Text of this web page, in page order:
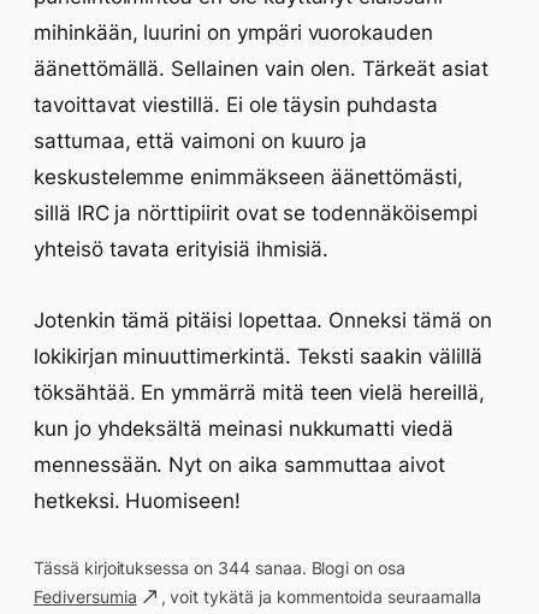
mihinkään, luurini on ympäri vuorokauden
äänettömällä. Sellainen vain olen. Tärkeät asiat
tavoittavat viestillä. Ei ole täysin puhdasta
sattumaa, että vaimoni on kuuro ja
keskustelemme enimmäkseen äänettömästi,
sillä IRC ja nörttipiirit ovat se todennäköisempi
yhteisö tavata erityisiä ihmisiä.
Jotenkin tämä pitäisi lopettaa. Onneksi tämä on
lokikirjan minuuttimerkintä. Teksti saakin välillä
töksähtää. En ymmärrä mitä teen vielä hereillä,
kun jo yhdeksältä meinasi nukkumatti viedä
mennessään. Nyt on aika sammuttaa aivot
hetkeksi. Huomiseen!
Tässä kirjoituksessa on 344 sanaa. Blogi on osa
Fediversumia
, voit tykätä ja kommentoida seuraamalla